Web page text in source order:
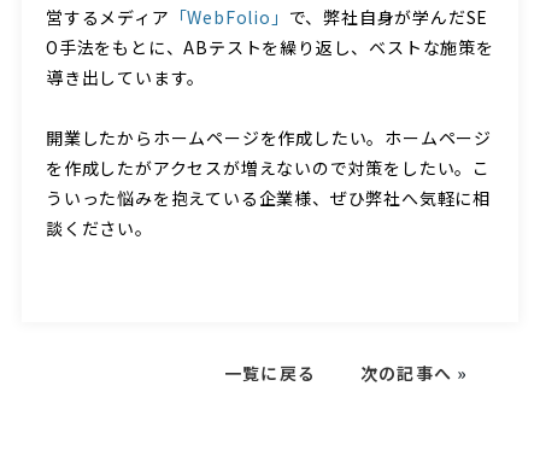
営するメディア 「WebFolio」 で、弊社自身が学んだSE
O手法をもとに、ABテストを繰り返し、ベストな施策を
導き出しています。
開業したからホームページを作成したい。ホームページ
を作成したがアクセスが増えないので対策をしたい。こ
ういった悩みを抱えている企業様、ぜひ弊社へ気軽に相
談ください。
一覧に戻る 次の記事へ »